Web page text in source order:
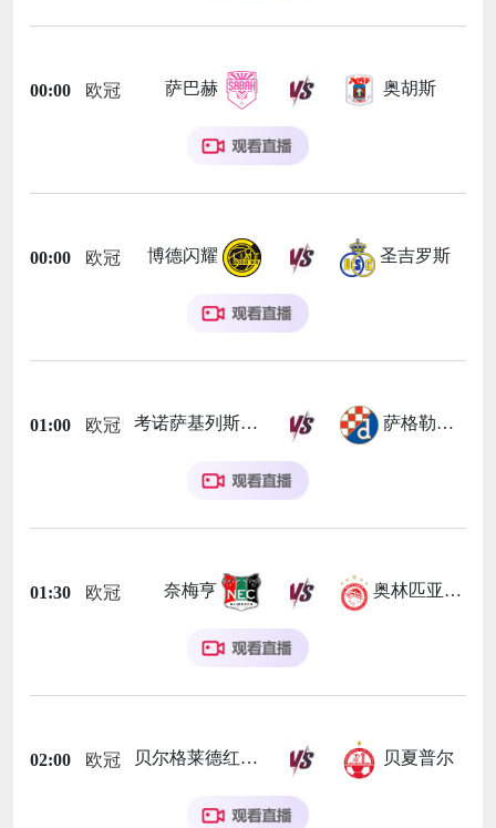
00:00 欧冠 萨巴赫 奥胡斯
00:00 欧冠 博德闪耀 圣吉罗斯
01:00 欧冠 考诺萨基列斯 萨格勒布迪纳摩
01:30 欧冠 奈梅亨 奥林匹亚科斯
02:00 欧冠 贝尔格莱德红星 贝夏普尔